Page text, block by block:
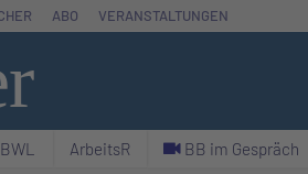
ABO VERANSTALTUNGEN
ArbeitsR C BB im Gespräch